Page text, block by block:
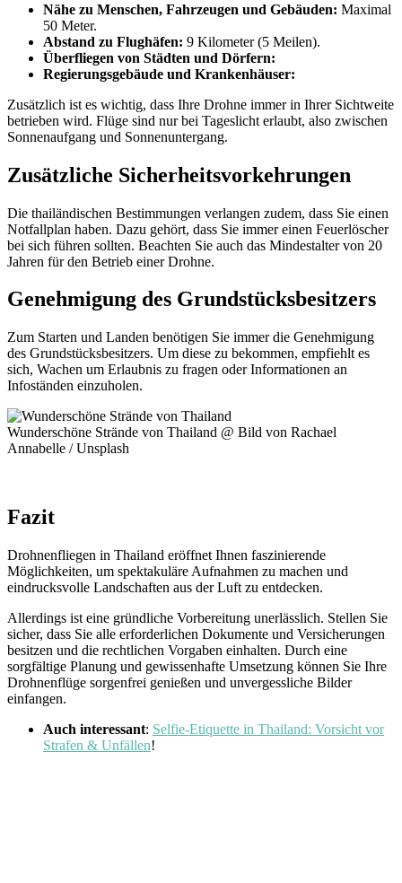
Nähe zu Menschen, Fahrzeugen und Gebäuden: Maximal
50 Meter.
Abstand zu Flughäfen: 9 Kilometer (5 Meilen).
Überfliegen von Städten und Dörfern:
Regierungsgebäude und Krankenhäuser:
Zusätzlich ist es wichtig, dass Ihre Drohne immer in Ihrer Sichtweite
betrieben wird. Flüge sind nur bei Tageslicht erlaubt, also zwischen
Sonnenaufgang und Sonnenuntergang.
Zusätzliche Sicherheitsvorkehrungen
Die thailändischen Bestimmungen verlangen zudem, dass Sie einen
Notfallplan haben. Dazu gehört, dass Sie immer einen Feuerlöscher
bei sich führen sollten. Beachten Sie auch das Mindestalter von 20
Jahren für den Betrieb einer Drohne.
Genehmigung des Grundstücksbesitzers
Zum Starten und Landen benötigen Sie immer die Genehmigung
des Grundstücksbesitzers. Um diese zu bekommen, empfiehlt es
sich, Wachen um Erlaubnis zu fragen oder Informationen an
Infoständen einzuholen.
Wunderschöne Strände von Thailand @ Bild von Rachael
Annabelle / Unsplash
Fazit
Drohnenfliegen in Thailand eröffnet Ihnen faszinierende
Möglichkeiten, um spektakuläre Aufnahmen zu machen und
eindrucksvolle Landschaften aus der Luft zu entdecken.
Allerdings ist eine gründliche Vorbereitung unerlässlich. Stellen Sie
sicher, dass Sie alle erforderlichen Dokumente und Versicherungen
besitzen und die rechtlichen Vorgaben einhalten. Durch eine
sorgfältige Planung und gewissenhafte Umsetzung können Sie Ihre
Drohnenflüge sorgenfrei genießen und unvergessliche Bilder
einfangen.
Auch interessant: Selfie-Etiquette in Thailand: Vorsicht vor
Strafen & Unfällen!